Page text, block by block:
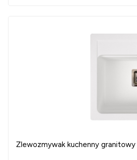
Zlewozmywak kuchenny granitowy